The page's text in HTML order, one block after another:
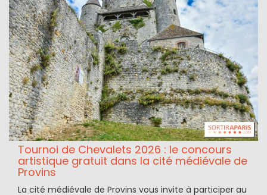
Tournoi de Chevalets 2026 : le concours
artistique gratuit dans la cité médiévale de
Provins
La cité médiévale de Provins vous invite à participer au